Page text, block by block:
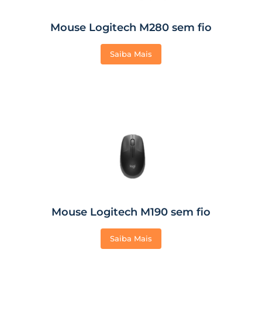
Mouse Logitech M280 sem fio
Saiba Mais
Mouse Logitech M190 sem fio
Saiba Mais